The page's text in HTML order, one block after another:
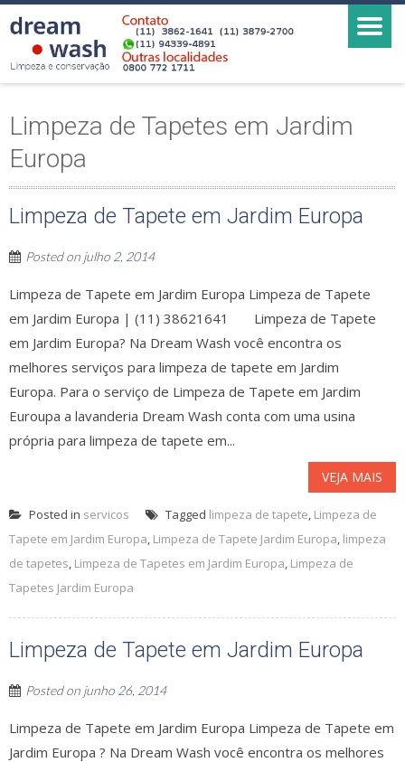
Limpeza de Tapetes em Jardim
Europa
Limpeza de Tapete em Jardim Europa
Posted on julho 2, 2014
Limpeza de Tapete em Jardim Europa Limpeza de Tapete
em Jardim Europa | (11) 38621641 Limpeza de Tapete
em Jardim Europa? Na Dream Wash você encontra os
melhores serviços para limpeza de tapete em Jardim
Europa. Para o serviço de Limpeza de Tapete em Jardim
Euroupa a lavanderia Dream Wash conta com uma usina
própria para limpeza de tapete em...
VEJA MAIS
Posted in servicos Tagged limpeza de tapete, Limpeza de
Tapete em Jardim Europa, Limpeza de Tapete Jardim Europa, limpeza
de tapetes, Limpeza de Tapetes em Jardim Europa, Limpeza de
Tapetes Jardim Europa
Limpeza de Tapete em Jardim Europa
Posted on junho 26, 2014
Limpeza de Tapete em Jardim Europa Limpeza de Tapete em
Jardim Europa ? Na Dream Wash você encontra os melhores